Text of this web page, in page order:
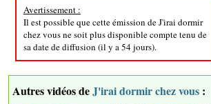
Avertissement :
Il est possible que cette émission de J'irai dormir
chez vous ne soit plus disponible compte tenu de
sa date de diffusion (il y a 54 jours).
Autres vidéos deJ'irai dormir chez vous :